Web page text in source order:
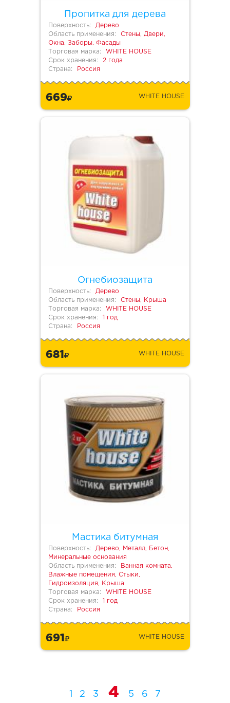
Пропитка для дерева
Поверхность:
Дерево
Область применения:
Стены, Двери,
Окна, Заборы, Фасады
Торговая марка:
WHITE HOUSE
Срок хранения:
2 года
Страна:
Россия
669 WHITE HOUSE
Огнебиозащита
Поверхность:
Дерево
Область применения:
Стены, Крыша
Торговая марка:
WHITE HOUSE
Срок хранения:
1 год
Страна:
Россия
681 WHITE HOUSE
Мастика битумная
Поверхность:
Дерево, Металл, Бетон,
Минеральные основания
Область применения:
Ванная комната,
Влажные помещения, Стыки,
Гидроизоляция, Крыша
Торговая марка:
WHITE HOUSE
Срок хранения:
1 год
Страна:
Россия
691 WHITE HOUSE
2 3 4 5 6 7